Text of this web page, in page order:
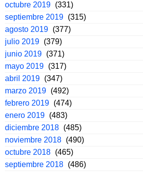
octubre 2019 (331)
septiembre 2019 (315)
agosto 2019 (377)
julio 2019 (379)
junio 2019 (371)
mayo 2019 (317)
abril 2019 (347)
marzo 2019 (492)
febrero 2019 (474)
enero 2019 (483)
diciembre 2018 (485)
noviembre 2018 (490)
octubre 2018 (465)
septiembre 2018 (486)